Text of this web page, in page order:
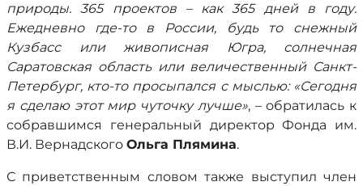
природы. 365 проектов – как 365 дней в году.
Ежедневно где-то в России, будь то снежный
Кузбасс или живописная Югра, солнечная
Саратовская область или величественный Санкт-
Петербург, кто-то просыпался с мыслью: «Сегодня
я сделаю этот мир чуточку лучше», – обратилась к
собравшимся генеральный директор Фонда им.
В.И. Вернадского Ольга Плямина.
С приветственным словом также выступил член